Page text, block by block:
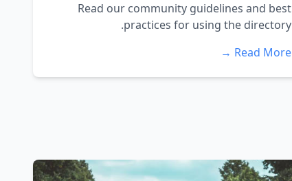
Read our community guidelines and best
practices for using the directory.
Read More →